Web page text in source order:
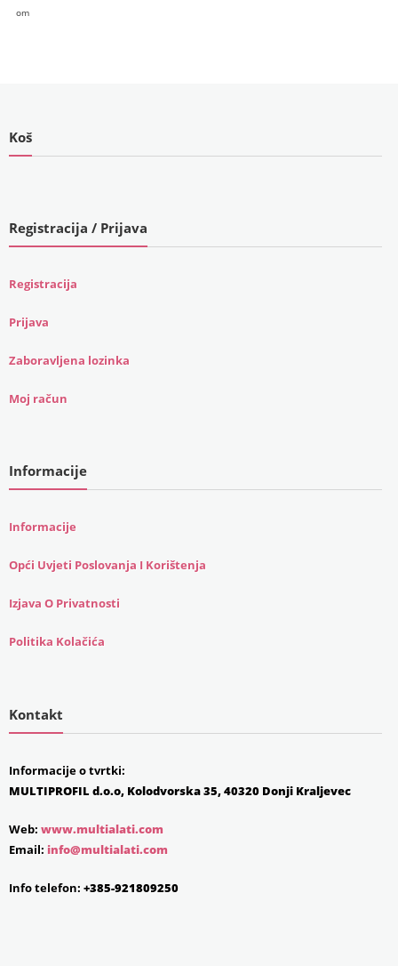
om
Koš
Registracija / Prijava
Registracija
Prijava
Zaboravljena lozinka
Moj račun
Informacije
Informacije
Opći Uvjeti Poslovanja I Korištenja
Izjava O Privatnosti
Politika Kolačića
Kontakt
Informacije o tvrtki:
MULTIPROFIL d.o.o, Kolodvorska 35, 40320 Donji Kraljevec
Web: www.multialati.com
Email: info@multialati.com
Info telefon: +385-921809250